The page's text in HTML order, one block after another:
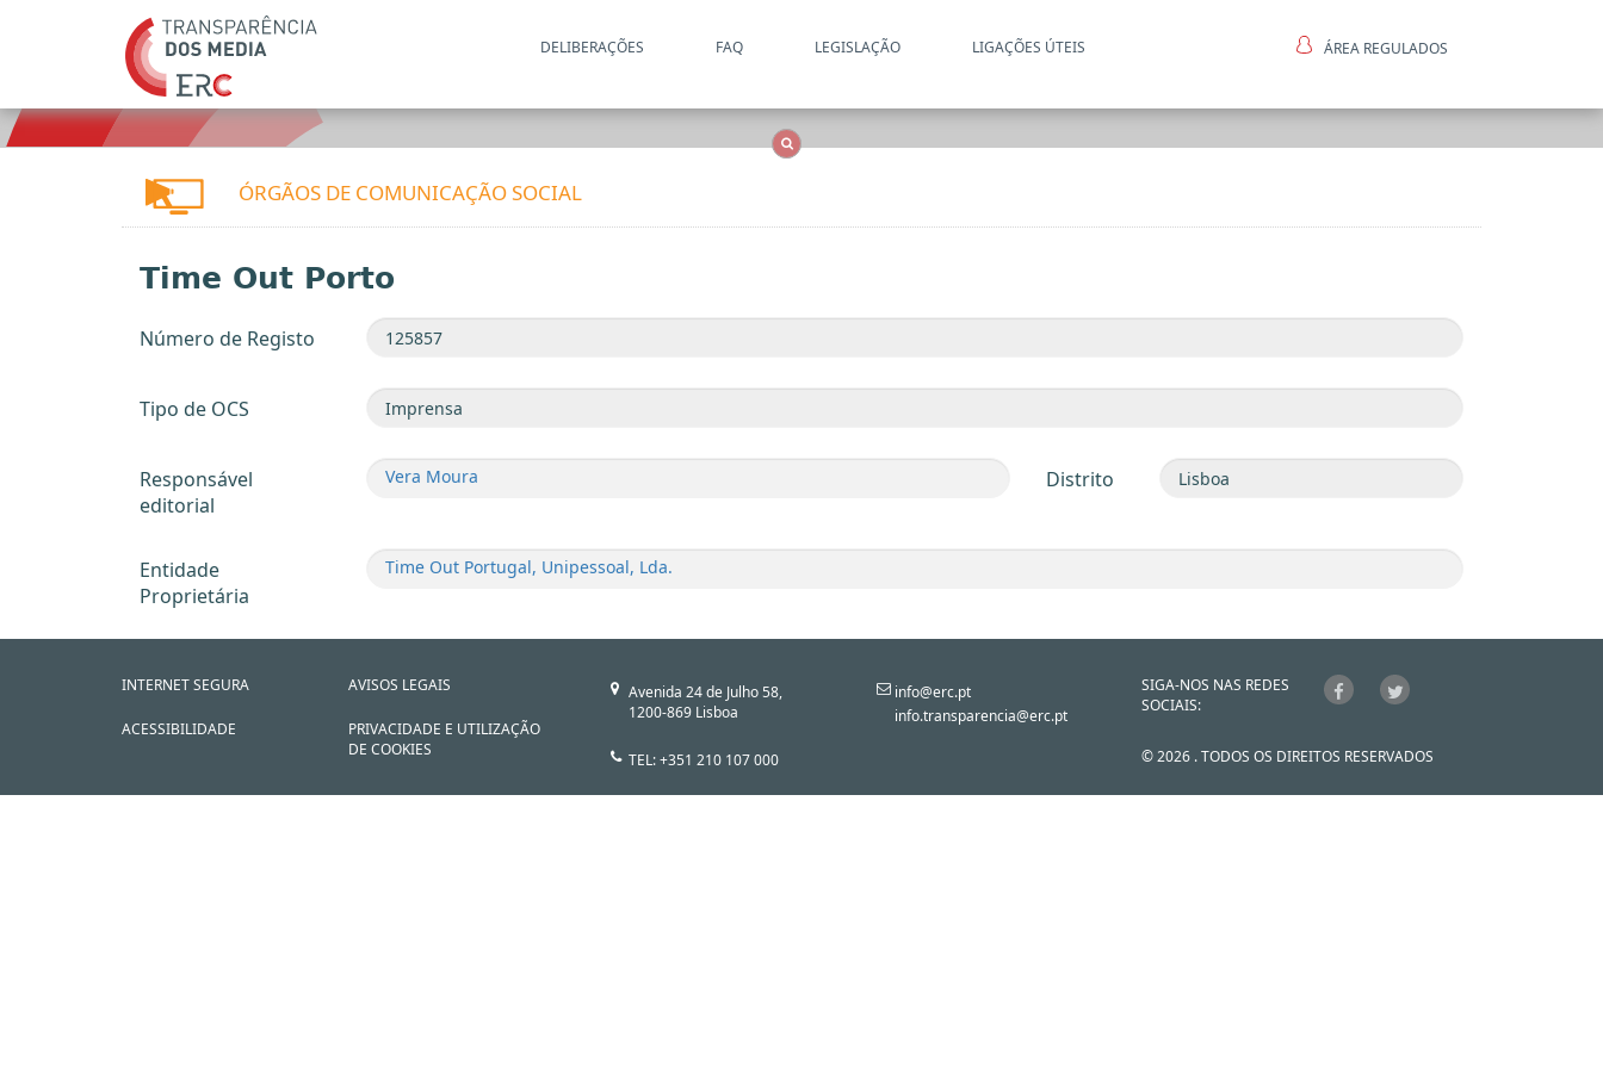
DELIBERAÇÕES FAQ LEGISLAÇÃO LIGAÇÕES ÚTEIS ÁREA REGULADOS
ÓRGÃOS DE COMUNICAÇÃO SOCIAL
Time Out Porto
Número de Registo
Tipo de OCS
Responsável
editorial
Vera Moura Distrito
Entidade
Proprietária
Time Out Portugal, Unipessoal, Lda.
INTERNET SEGURA
ACESSIBILIDADE
AVISOS LEGAIS
PRIVACIDADE E UTILIZAÇÃO
DE COOKIES
Avenida 24 de Julho 58,
1200-869 Lisboa
TEL: +351 210 107 000
info@erc.pt
info.transparencia@erc.pt
SIGA-NOS NAS REDES
SOCIAIS:
© 2026 . TODOS OS DIREITOS RESERVADOS